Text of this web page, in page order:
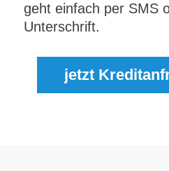
geht einfach per SMS
Unterschrift.
jetzt